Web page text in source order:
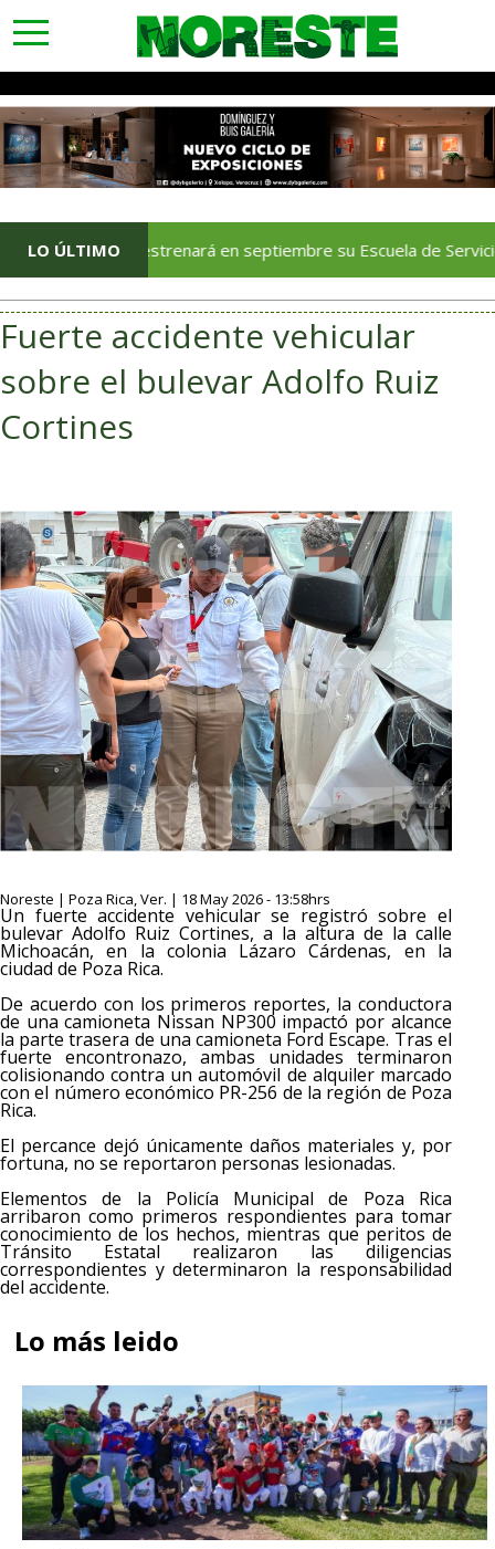
toggle
navigation
LO ÚLTIMO
Veracruz estrenará en septiembre su Escuela de Servicios
Fuerte accidente vehicular
sobre el bulevar Adolfo Ruiz
Cortines
Noreste | Poza Rica, Ver. | 18 May 2026 - 13:58hrs
Un fuerte accidente vehicular se registró sobre el
bulevar Adolfo Ruiz Cortines, a la altura de la calle
Michoacán, en la colonia Lázaro Cárdenas, en la
ciudad de Poza Rica.
De acuerdo con los primeros reportes, la conductora
de una camioneta Nissan NP300 impactó por alcance
la parte trasera de una camioneta Ford Escape. Tras el
fuerte encontronazo, ambas unidades terminaron
colisionando contra un automóvil de alquiler marcado
con el número económico PR-256 de la región de Poza
Rica.
El percance dejó únicamente daños materiales y, por
fortuna, no se reportaron personas lesionadas.
Elementos de la Policía Municipal de Poza Rica
arribaron como primeros respondientes para tomar
conocimiento de los hechos, mientras que peritos de
Tránsito Estatal realizaron las diligencias
correspondientes y determinaron la responsabilidad
del accidente.
Lo más leido